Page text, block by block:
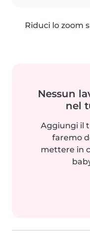
Riduci lo zoom
Nessun
nel
Aggiungi il
faremo
mettere in